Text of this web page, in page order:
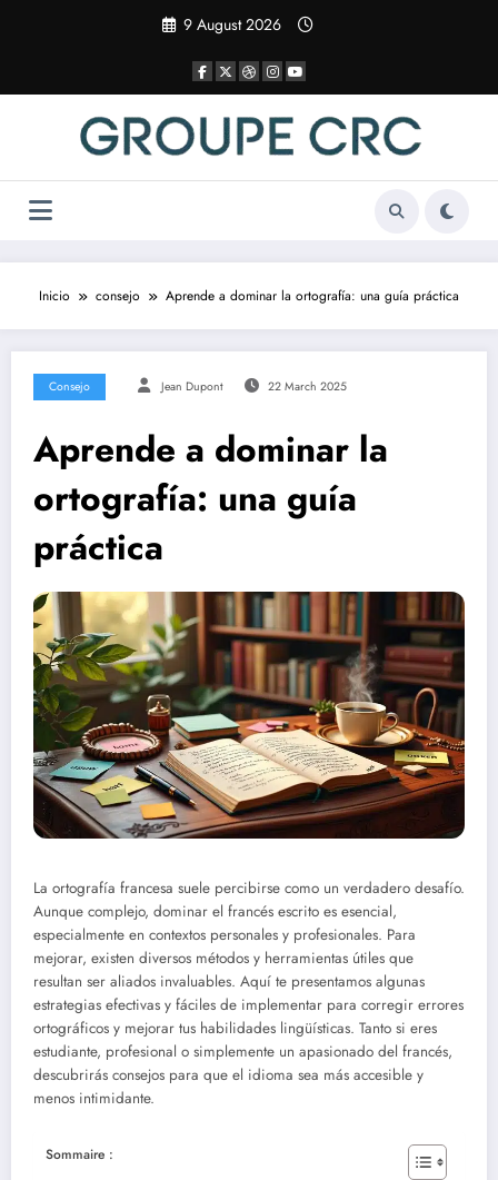
9 August 2026
Inicio consejo Aprende a dominar la ortografía: una guía práctica
Consejo Jean Dupont 22 March 2025
Aprende a dominar la
ortografía: una guía
práctica
La ortografía francesa suele percibirse como un verdadero desafío.
Aunque complejo, dominar el francés escrito es esencial,
especialmente en contextos personales y profesionales. Para
mejorar, existen diversos métodos y herramientas útiles que
resultan ser aliados invaluables. Aquí te presentamos algunas
estrategias efectivas y fáciles de implementar para corregir errores
ortográficos y mejorar tus habilidades lingüísticas. Tanto si eres
estudiante, profesional o simplemente un apasionado del francés,
descubrirás consejos para que el idioma sea más accesible y
menos intimidante.
Sommaire :